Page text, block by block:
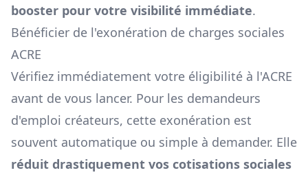
booster pour votre visibilité immédiate.
Bénéficier de l'exonération de charges sociales
ACRE
Vérifiez immédiatement votre éligibilité à l'ACRE
avant de vous lancer. Pour les demandeurs
d'emploi créateurs, cette exonération est
souvent automatique ou simple à demander. Elle
réduit drastiquement vos cotisations sociales